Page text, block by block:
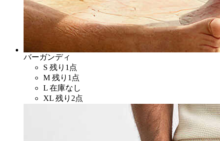
バーガンディ
S 残り1点
M 残り1点
L 在庫なし
XL 残り2点